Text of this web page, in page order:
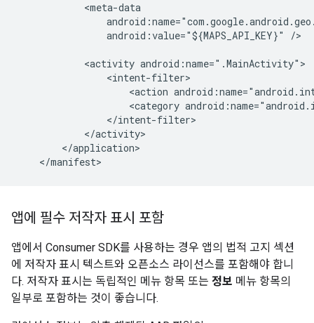
            <meta-data
                android:value="${MAPS_API_KEY}" />
            <activity android:name=".MainActivity">
                <intent-filter>
<action
<category
                </intent-filter>
            </activity>
        </application>
앱에 필수 저작자 표시 포함
앱에서 Consumer SDK를 사용하는 경우 앱의 법적 고지 섹션
에 저작자 표시 텍스트와 오픈소스 라이선스를 포함해야 합니
다. 저작자 표시는 독립적인 메뉴 항목 또는 정보 메뉴 항목의
일부로 포함하는 것이 좋습니다.